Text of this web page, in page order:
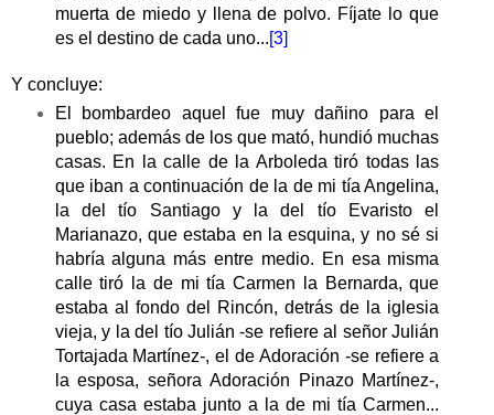
muerta de miedo y llena de polvo. Fíjate lo que
es el destino de cada uno...[3]
Y concluye:
El bombardeo aquel fue muy dañino para el
pueblo; además de los que mató, hundió muchas
casas. En la calle de la Arboleda tiró todas las
que iban a continuación de la de mi tía Angelina,
la del tío Santiago y la del tío Evaristo el
Marianazo, que estaba en la esquina, y no sé si
habría alguna más entre medio. En esa misma
calle tiró la de mi tía Carmen la Bernarda, que
estaba al fondo del Rincón, detrás de la iglesia
vieja, y la del tío Julián -se refiere al señor Julián
Tortajada Martínez-, el de Adoración -se refiere a
la esposa, señora Adoración Pinazo Martínez-,
cuya casa estaba junto a la de mi tía Carmen...